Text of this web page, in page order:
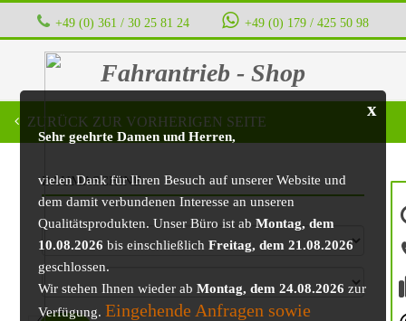
+49 (0) 361 / 30 25 81 24 ‭ ‭ ‭ ‭ +49 (0) 179 / 425 50 98
Fahrantrieb - Shop
x
Sehr geehrte Damen und Herren,
vielen Dank für Ihren Besuch auf unserer Website und
dem damit verbundenen Interesse an unseren
Qualitätsprodukten. Unser Büro ist abMontag, dem
10.08.2026 bis einschließlichFreitag, dem 21.08.2026
geschlossen.
Wir stehen Ihnen wieder abMontag, dem 24.08.2026 zur
Verfügung. Eingehende Anfragen sowie
ZURÜCK ZUR VORHERIGEN SEITE
BAUMASCHINE